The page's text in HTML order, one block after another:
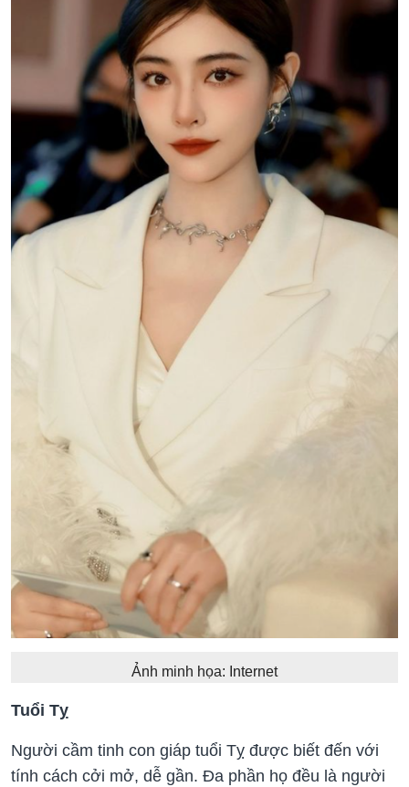
Ảnh minh họa: Internet
Tuổi Tỵ
Người cầm tinh con giáp tuổi Tỵ được biết đến với
tính cách cởi mở, dễ gần. Đa phần họ đều là người